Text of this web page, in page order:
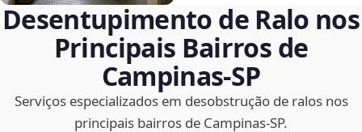
Desentupimento de Ralo nos
Principais Bairros de
Campinas‑SP
Serviços especializados em desobstrução de ralos nos
principais bairros de Campinas‑SP.